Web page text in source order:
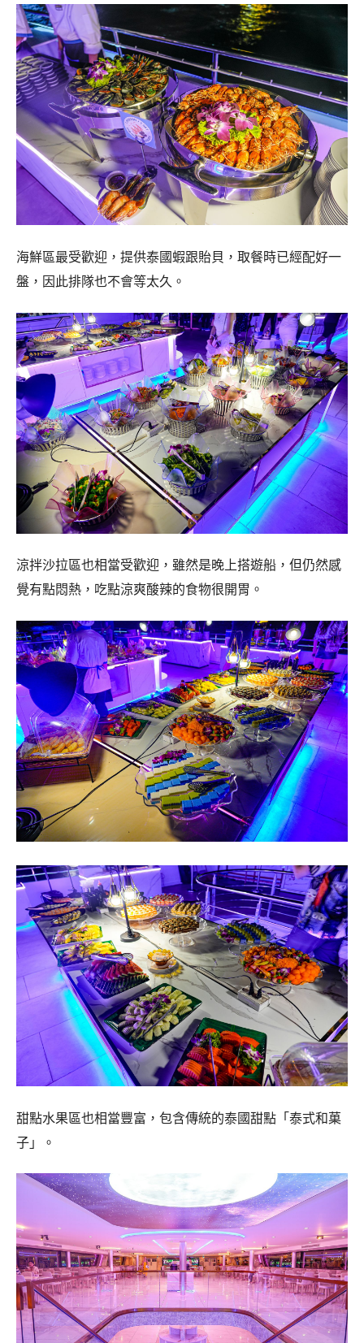
海鮮區最受歡迎，提供泰國蝦跟貽貝，取餐時已經配好一
盤，因此排隊也不會等太久。
涼拌沙拉區也相當受歡迎，雖然是晚上搭遊船，但仍然感
覺有點悶熱，吃點涼爽酸辣的食物很開胃。
甜點水果區也相當豐富，包含傳統的泰國甜點「泰式和菓
子」。